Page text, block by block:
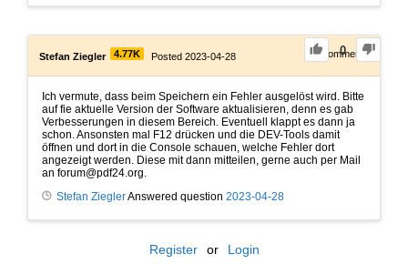
0
Stefan Ziegler 4.77K Posted 2023-04-28 0Comments
Ich vermute, dass beim Speichern ein Fehler ausgelöst wird. Bitte
auf fie aktuelle Version der Software aktualisieren, denn es gab
Verbesserungen in diesem Bereich. Eventuell klappt es dann ja
schon. Ansonsten mal F12 drücken und die DEV-Tools damit
öffnen und dort in die Console schauen, welche Fehler dort
angezeigt werden. Diese mit dann mitteilen, gerne auch per Mail
an forum@pdf24.org.
Stefan ZieglerAnswered question 2023-04-28
Register or Login